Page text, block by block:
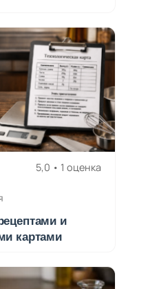
5,0 • 1 оценка
и
картами